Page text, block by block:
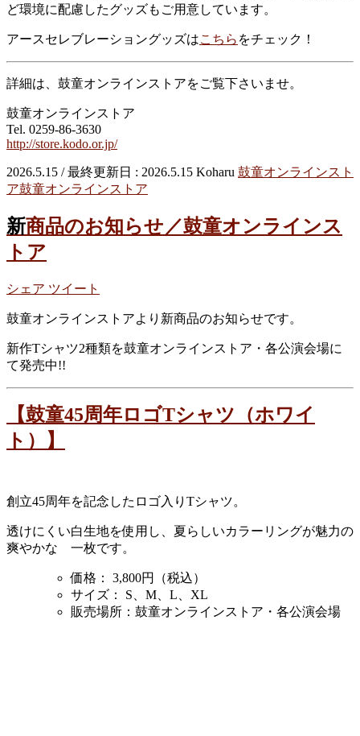
ど環境に配慮したグッズもご用意しています。
アースセレブレーショングッズはこちら をチェック！
詳細は、鼓童オンラインストアをご覧下さいませ。
鼓童オンラインストア
Tel. 0259-86-3630
http://store.kodo.or.jp/
2026.5.15 / 最終更新日 : 2026.5.15 Koharu 鼓童オンラインスト
ア鼓童オンラインストア
新商品のお知らせ／鼓童オンラインス
トア
シェア ツイート
鼓童オンラインストアより新商品のお知らせです。
新作Tシャツ2種類を鼓童オンラインストア・各公演会場に
て発売中!!
【鼓童45周年ロゴTシャツ（ホワイ
ト）】
創立45周年を記念したロゴ入りTシャツ。
透けにくい白生地を使用し、夏らしいカラーリングが魅力の
爽やかな 一枚です。
価格：
3,800円（税込）
サイズ：
S、M、L、XL
販売場所： 鼓童オンラインストア・各公演会場